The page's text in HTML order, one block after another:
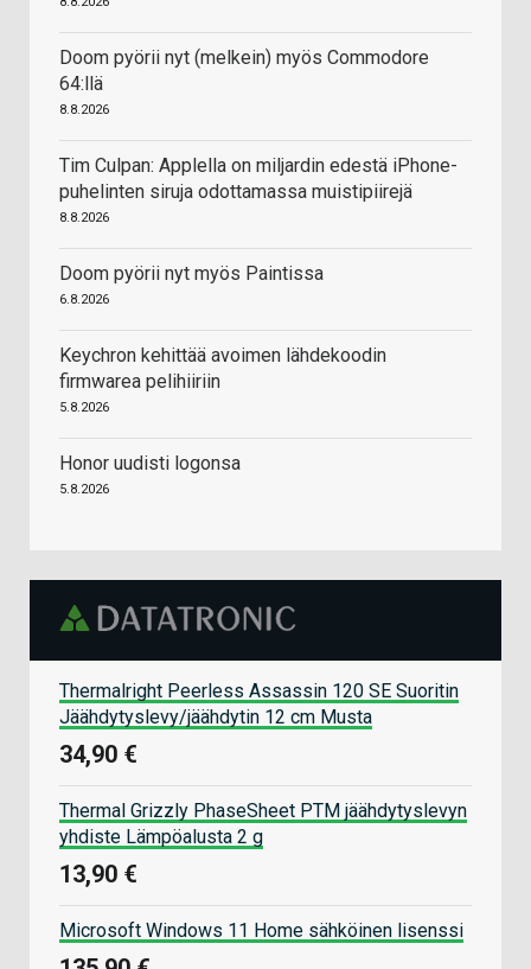
Doom pyörii nyt (melkein) myös Commodore
64:llä
8.8.2026
Tim Culpan: Applella on miljardin edestä iPhone-
puhelinten siruja odottamassa muistipiirejä
8.8.2026
Doom pyörii nyt myös Paintissa
6.8.2026
Keychron kehittää avoimen lähdekoodin
firmwarea pelihiiriin
5.8.2026
Honor uudisti logonsa
5.8.2026
Thermalright Peerless Assassin 120 SE Suoritin
Jäähdytyslevy/jäähdytin 12 cm Musta
34,90 €
Thermal Grizzly PhaseSheet PTM jäähdytyslevyn
yhdiste Lämpöalusta 2 g
13,90 €
Microsoft Windows 11 Home sähköinen lisenssi